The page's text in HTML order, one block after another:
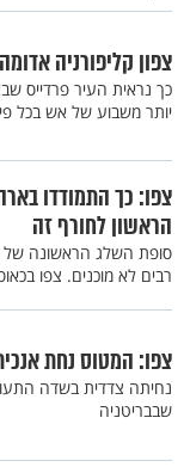
צפון קליפורניה
כך נראית העיר פרדייס
יותר משבוע של אש בכל
צפו: כך התמודדו
הראשון לחורף זה
סופת השלג הראשונה
רבים לא מוכנים. צפו
צפו: המטוס נחת
נחיתה צדדית בשדה
שבבריטניה